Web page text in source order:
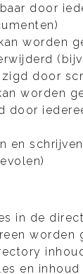
door
worden
(bijv.
door
worden
door
en
in de
worden
en inhoud